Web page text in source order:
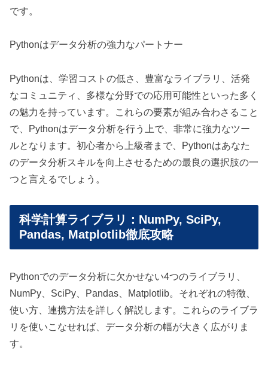
です。
Pythonはデータ分析の強力なパートナー
Pythonは、学習コストの低さ、豊富なライブラリ、活発
なコミュニティ、多様な分野での応用可能性といった多く
の魅力を持っています。これらの要素が組み合わさること
で、Pythonはデータ分析を行う上で、非常に強力なツー
ルとなります。初心者から上級者まで、Pythonはあなた
のデータ分析スキルを向上させるための最良の選択肢の一
つと言えるでしょう。
科学計算ライブラリ：NumPy, SciPy,
Pandas, Matplotlib徹底攻略
Pythonでのデータ分析に欠かせない4つのライブラリ、
NumPy、SciPy、Pandas、Matplotlib。それぞれの特徴、
使い方、連携方法を詳しく解説します。これらのライブラ
リを使いこなせれば、データ分析の幅が大きく広がりま
す。